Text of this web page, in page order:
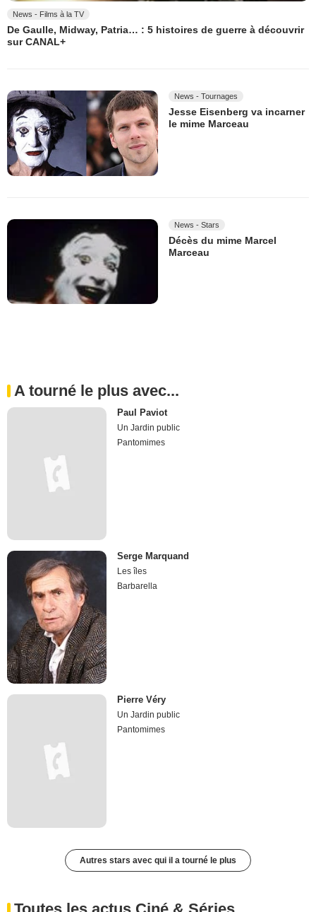
News - Films à la TV
De Gaulle, Midway, Patria… : 5 histoires de guerre à découvrir
sur CANAL+
News - Tournages
Jesse Eisenberg va incarner
le mime Marceau
News - Stars
Décès du mime Marcel
Marceau
A tourné le plus avec...
Paul Paviot
Un Jardin public
Pantomimes
Serge Marquand
Les îles
Barbarella
Pierre Véry
Un Jardin public
Pantomimes
Autres stars avec qui il a tourné le plus